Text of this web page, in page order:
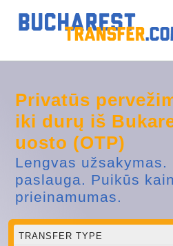
Privatūs
iki durų iš
uosto (OTP)
Lengvas užsakymas.
paslauga. Puikūs
prieinamumas.
TRANSFER TYPE